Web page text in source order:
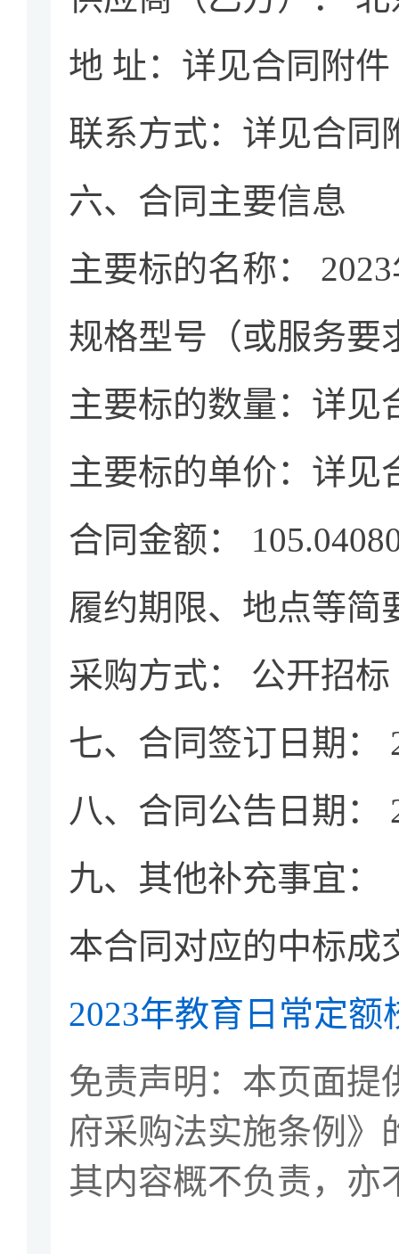
地 址：详见合同附件
联系方式：详见合同
六、合同主要信息
主要标的名称：
规格型号（或服务要
主要标的数量：详见
主要标的单价：详见
合同金额：
履约期限、地点等简
采购方式： 公开招标
七、合同签订日期：
八、合同公告日期：
九、其他补充事宜：
本合同对应的中标成
2023年教育日常定
免责声明：本页面提
府采购法实施条例》
其内容概不负责，亦